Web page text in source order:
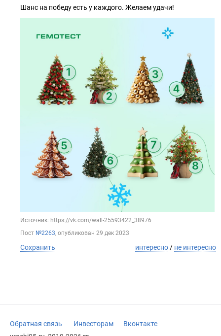
Шанс на победу есть у каждого. Желаем удачи!
Источник: https://vk.com/wall-25593422_38976
Пост №2263, опубликован 29 дек 2023
Сохранить интересно / не интересно
Обратная связь Инвесторам
Вконтакте